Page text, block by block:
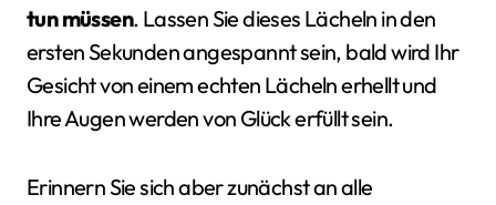
tun müssen. Lassen Sie dieses Lächeln in den
ersten Sekunden angespannt sein, bald wird Ihr
Gesicht von einem echten Lächeln erhellt und
Ihre Augen werden von Glück erfüllt sein.
Erinnern Sie sich aber zunächst an alle